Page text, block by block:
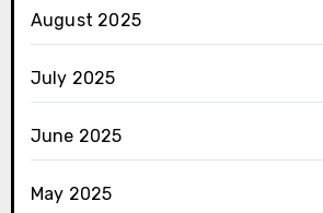
August 2025
July 2025
June 2025
May 2025